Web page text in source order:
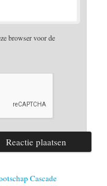
browser voor de
Cascade